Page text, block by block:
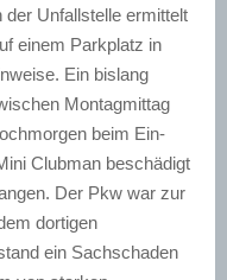
Unfallstelle ermittelt
einem Parkplatz in
Ein bislang
Montagmittag
beim Ein-
Clubman beschädigt
Der Pkw war zur
dortigen
ein Sachschaden